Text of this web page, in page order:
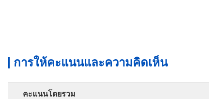
การให้คะแนนและความคิดเห็น
คะแนนโดยรวม